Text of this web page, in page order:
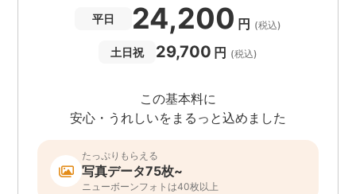
平日 24,200 円 (税込)
土日祝 29,700 円 (税込)
この基本料に
安心・うれしいをまるっと込めました
たっぷりもらえる
写真データ75枚~
ニューボーンフォトは40枚以上